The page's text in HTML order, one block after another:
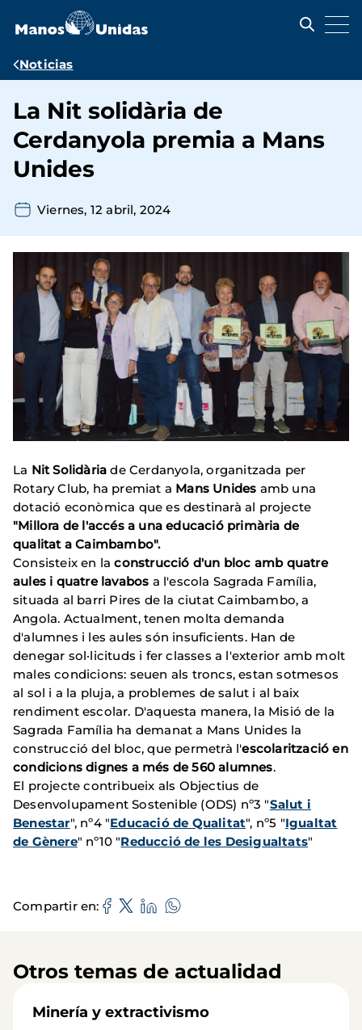
contenido
Ruta
navegación
Noticias
La Nit solidària de
Cerdanyola premia a Mans
Unides
Viernes, 12 abril, 2024
La Nit Solidària de Cerdanyola, organitzada per
Rotary Club, ha premiat a Mans Unides amb una
dotació econòmica que es destinarà al projecte
"Millora de l'accés a una educació primària de
qualitat a Caimbambo".
Consisteix en laconstrucció d'un bloc amb quatre
aules i quatre lavabos a l'escola Sagrada Família,
situada al barri Pires de la ciutat Caimbambo, a
Angola. Actualment, tenen molta demanda
d'alumnes i les aules són insuficients. Han de
denegar sol·licituds i fer classes a l'exterior amb molt
males condicions: seuen als troncs, estan sotmesos
al sol i a la pluja, a problemes de salut i al baix
rendiment escolar. D'aquesta manera, la Misió de la
Sagrada Família ha demanat a Mans Unides la
construcció del bloc, que permetrà l'escolarització en
condicions dignes a més de 560 alumnes.
El projecte contribueix als Objectius de
Desenvolupament Sostenible (ODS) nº3 "Salut i
Benestar", nº4 "Educació de Qualitat", nº5 "Igualtat
de Gènere" nº10 "Reducció de les Desigualtats"
Compartir en
Otros temas de actualidad
Minería y extractivismo